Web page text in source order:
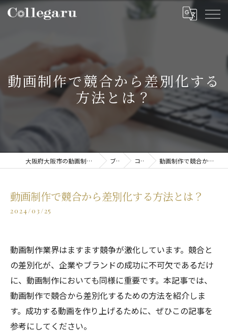
動画制作で競合から差別化する
方法とは？
大阪府大阪市の動画制作・映像制作ならCollegaru ブログ コラム 動画制作で競合から差別化する方法とは？
動画制作で競合から差別化する方法とは？
2024/03/25
動画制作業界はますます競争が激化しています。競合と
の差別化が、企業やブランドの成功に不可欠であるだけ
に、動画制作においても同様に重要です。本記事では、
動画制作で競合から差別化するための方法を紹介しま
す。成功する動画を作り上げるために、ぜひこの記事を
参考にしてください。